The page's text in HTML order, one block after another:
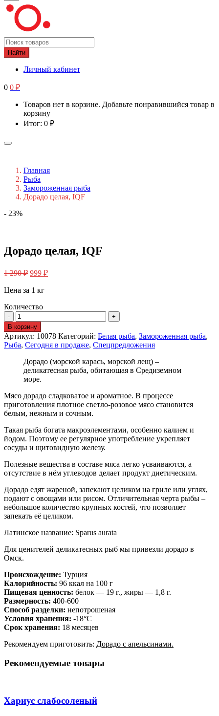
Найти
Личный кабинет
0 0 ₽
Товаров нет в корзине. Добавьте понравившийся товар в
корзину
Итог: 0 ₽
Главная
Рыба
Замороженная рыба
Дорадо целая, IQF
- 23%
Дорадо целая, IQF
1 290₽ 999 ₽
Цена за 1 кг
Количество
В корзину
Артикул: 10078 Категорий: Белая рыба, Замороженная рыба,
Рыба, Сегодня в продаже, Спецпредложения
Дорадо (морской карась, морской лещ) –
деликатесная рыба, обитающая в Средиземном
море.
Мясо дорадо сладковатое и ароматное. В процессе
приготовления плотное светло-розовое мясо становится
белым, нежным и сочным.
Такая рыба богата макроэлементами, особенно калием и
йодом. Поэтому ее регулярное употребление укрепляет
сосуды и щитовидную железу.
Полезные вещества в составе мяса легко усваиваются, а
отсутствие в нём углеводов делает продукт диетическим.
Дорадо едят жареной, запекают целиком на гриле или углях,
подают с овощами или рисом. Отличительная черта рыбы –
небольшое количество крупных костей, что позволяет
запекать её целиком.
Латинское название: Sparus aurata
Для ценителей деликатесных рыб мы привезли дорадо в
Омск.
Происхождение: Турция
Калорийность: 96 ккал на 100 г
Пищевая ценность: белок — 19 г., жиры — 1,8 г.
Размерность: 400-600
Способ разделки: непотрошеная
Условия хранения: -18°C
Срок хранения: 18 месяцев
Рекомендуем приготовить: Дорадо с апельсинами.
Рекомендуемые товары
Хариус слабосоленый